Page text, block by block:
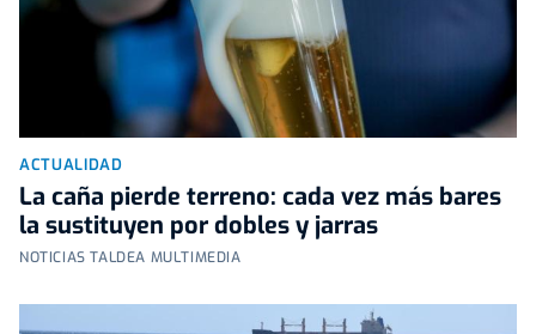
ACTUALIDAD
La caña pierde terreno: cada vez más bares
la sustituyen por dobles y jarras
NOTICIAS TALDEA MULTIMEDIA